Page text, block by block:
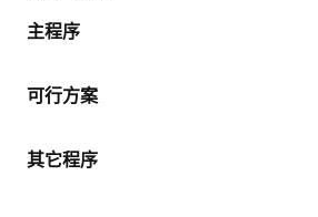
主程序
可行方案
其它程序